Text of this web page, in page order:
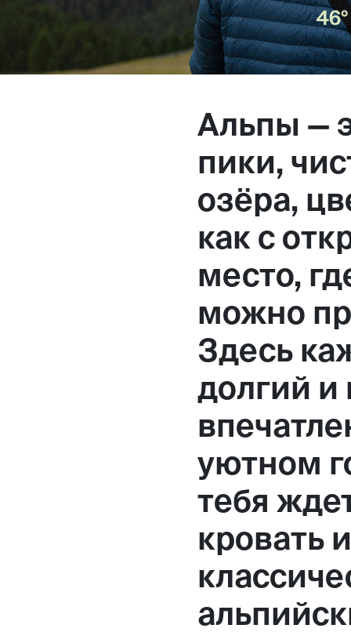
+7 925 836 16 98
Большая
вход 10, 3 этаж, КП «Дизайн
Альпы —
пики,
озёра,
как с
место,
можно
Здесь
долгий
уютном
тебя
кровать